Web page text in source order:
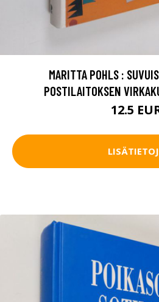
MARITTA POHLS :
POSTILAITOKSEN
12.5